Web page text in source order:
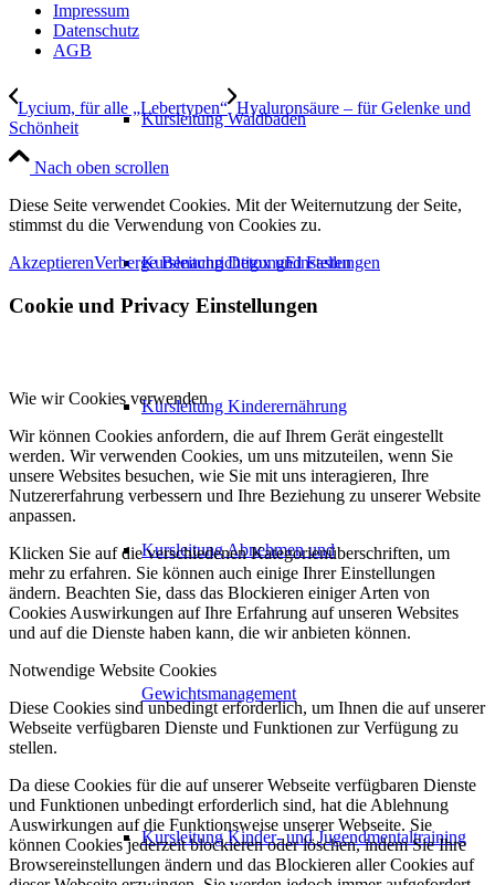
Kursleitung Waldbaden
Kursleitung Detox und Fasten
Kursleitung Kinderernährung
Kursleitung Abnehmen und
Gewichtsmanagement
Kursleitung Kinder- und Jugendmentaltraining
Impressum
Datenschutz
AGB
Lycium, für alle „Lebertypen“ Hyaluronsäure – für Gelenke und
Schönheit
Nach oben scrollen
Diese Seite verwendet Cookies. Mit der Weiternutzung der Seite,
stimmst du die Verwendung von Cookies zu.
AkzeptierenVerberge BenachrichtigungEinstellungen
Cookie und Privacy Einstellungen
Wie wir Cookies verwenden
Wir können Cookies anfordern, die auf Ihrem Gerät eingestellt
werden. Wir verwenden Cookies, um uns mitzuteilen, wenn Sie
unsere Websites besuchen, wie Sie mit uns interagieren, Ihre
Nutzererfahrung verbessern und Ihre Beziehung zu unserer Website
anpassen.
Klicken Sie auf die verschiedenen Kategorienüberschriften, um
mehr zu erfahren. Sie können auch einige Ihrer Einstellungen
ändern. Beachten Sie, dass das Blockieren einiger Arten von
Cookies Auswirkungen auf Ihre Erfahrung auf unseren Websites
und auf die Dienste haben kann, die wir anbieten können.
Notwendige Website Cookies
Diese Cookies sind unbedingt erforderlich, um Ihnen die auf unserer
Webseite verfügbaren Dienste und Funktionen zur Verfügung zu
stellen.
Da diese Cookies für die auf unserer Webseite verfügbaren Dienste
und Funktionen unbedingt erforderlich sind, hat die Ablehnung
Auswirkungen auf die Funktionsweise unserer Webseite. Sie
können Cookies jederzeit blockieren oder löschen, indem Sie Ihre
Browsereinstellungen ändern und das Blockieren aller Cookies auf